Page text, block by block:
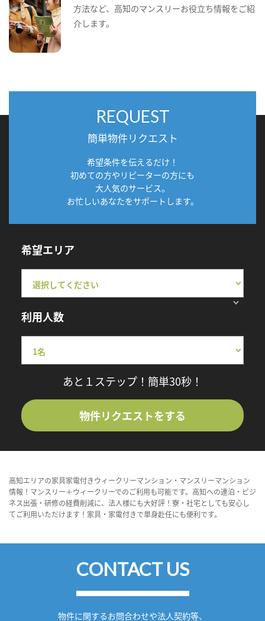
方法など、高知のマンスリーお役立ち情報をご紹
介します。
REQUEST
簡単物件リクエスト
希望条件を伝えるだけ！
初めての方やリピーターの方にも
大人気のサービス。
お忙しいあなたをサポートします。
希望エリア
利用人数
あと１ステップ！簡単30秒！
物件リクエストをする
高知エリアの家具家電付きウィークリーマンション・マンスリーマンション
情報！マンスリー＋ウィークリーでのご利用も可能です。高知への連泊・ビジ
ネス出張・研修の経費削減に、法人様にも大好評！寮・社宅としても安心し
てご利用いただけます！家具・家電付きで単身赴任にも便利です。
CONTACT US
物件に関するお問合わせや法人契約等、